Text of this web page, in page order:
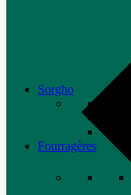
Sorgho
Fourragères